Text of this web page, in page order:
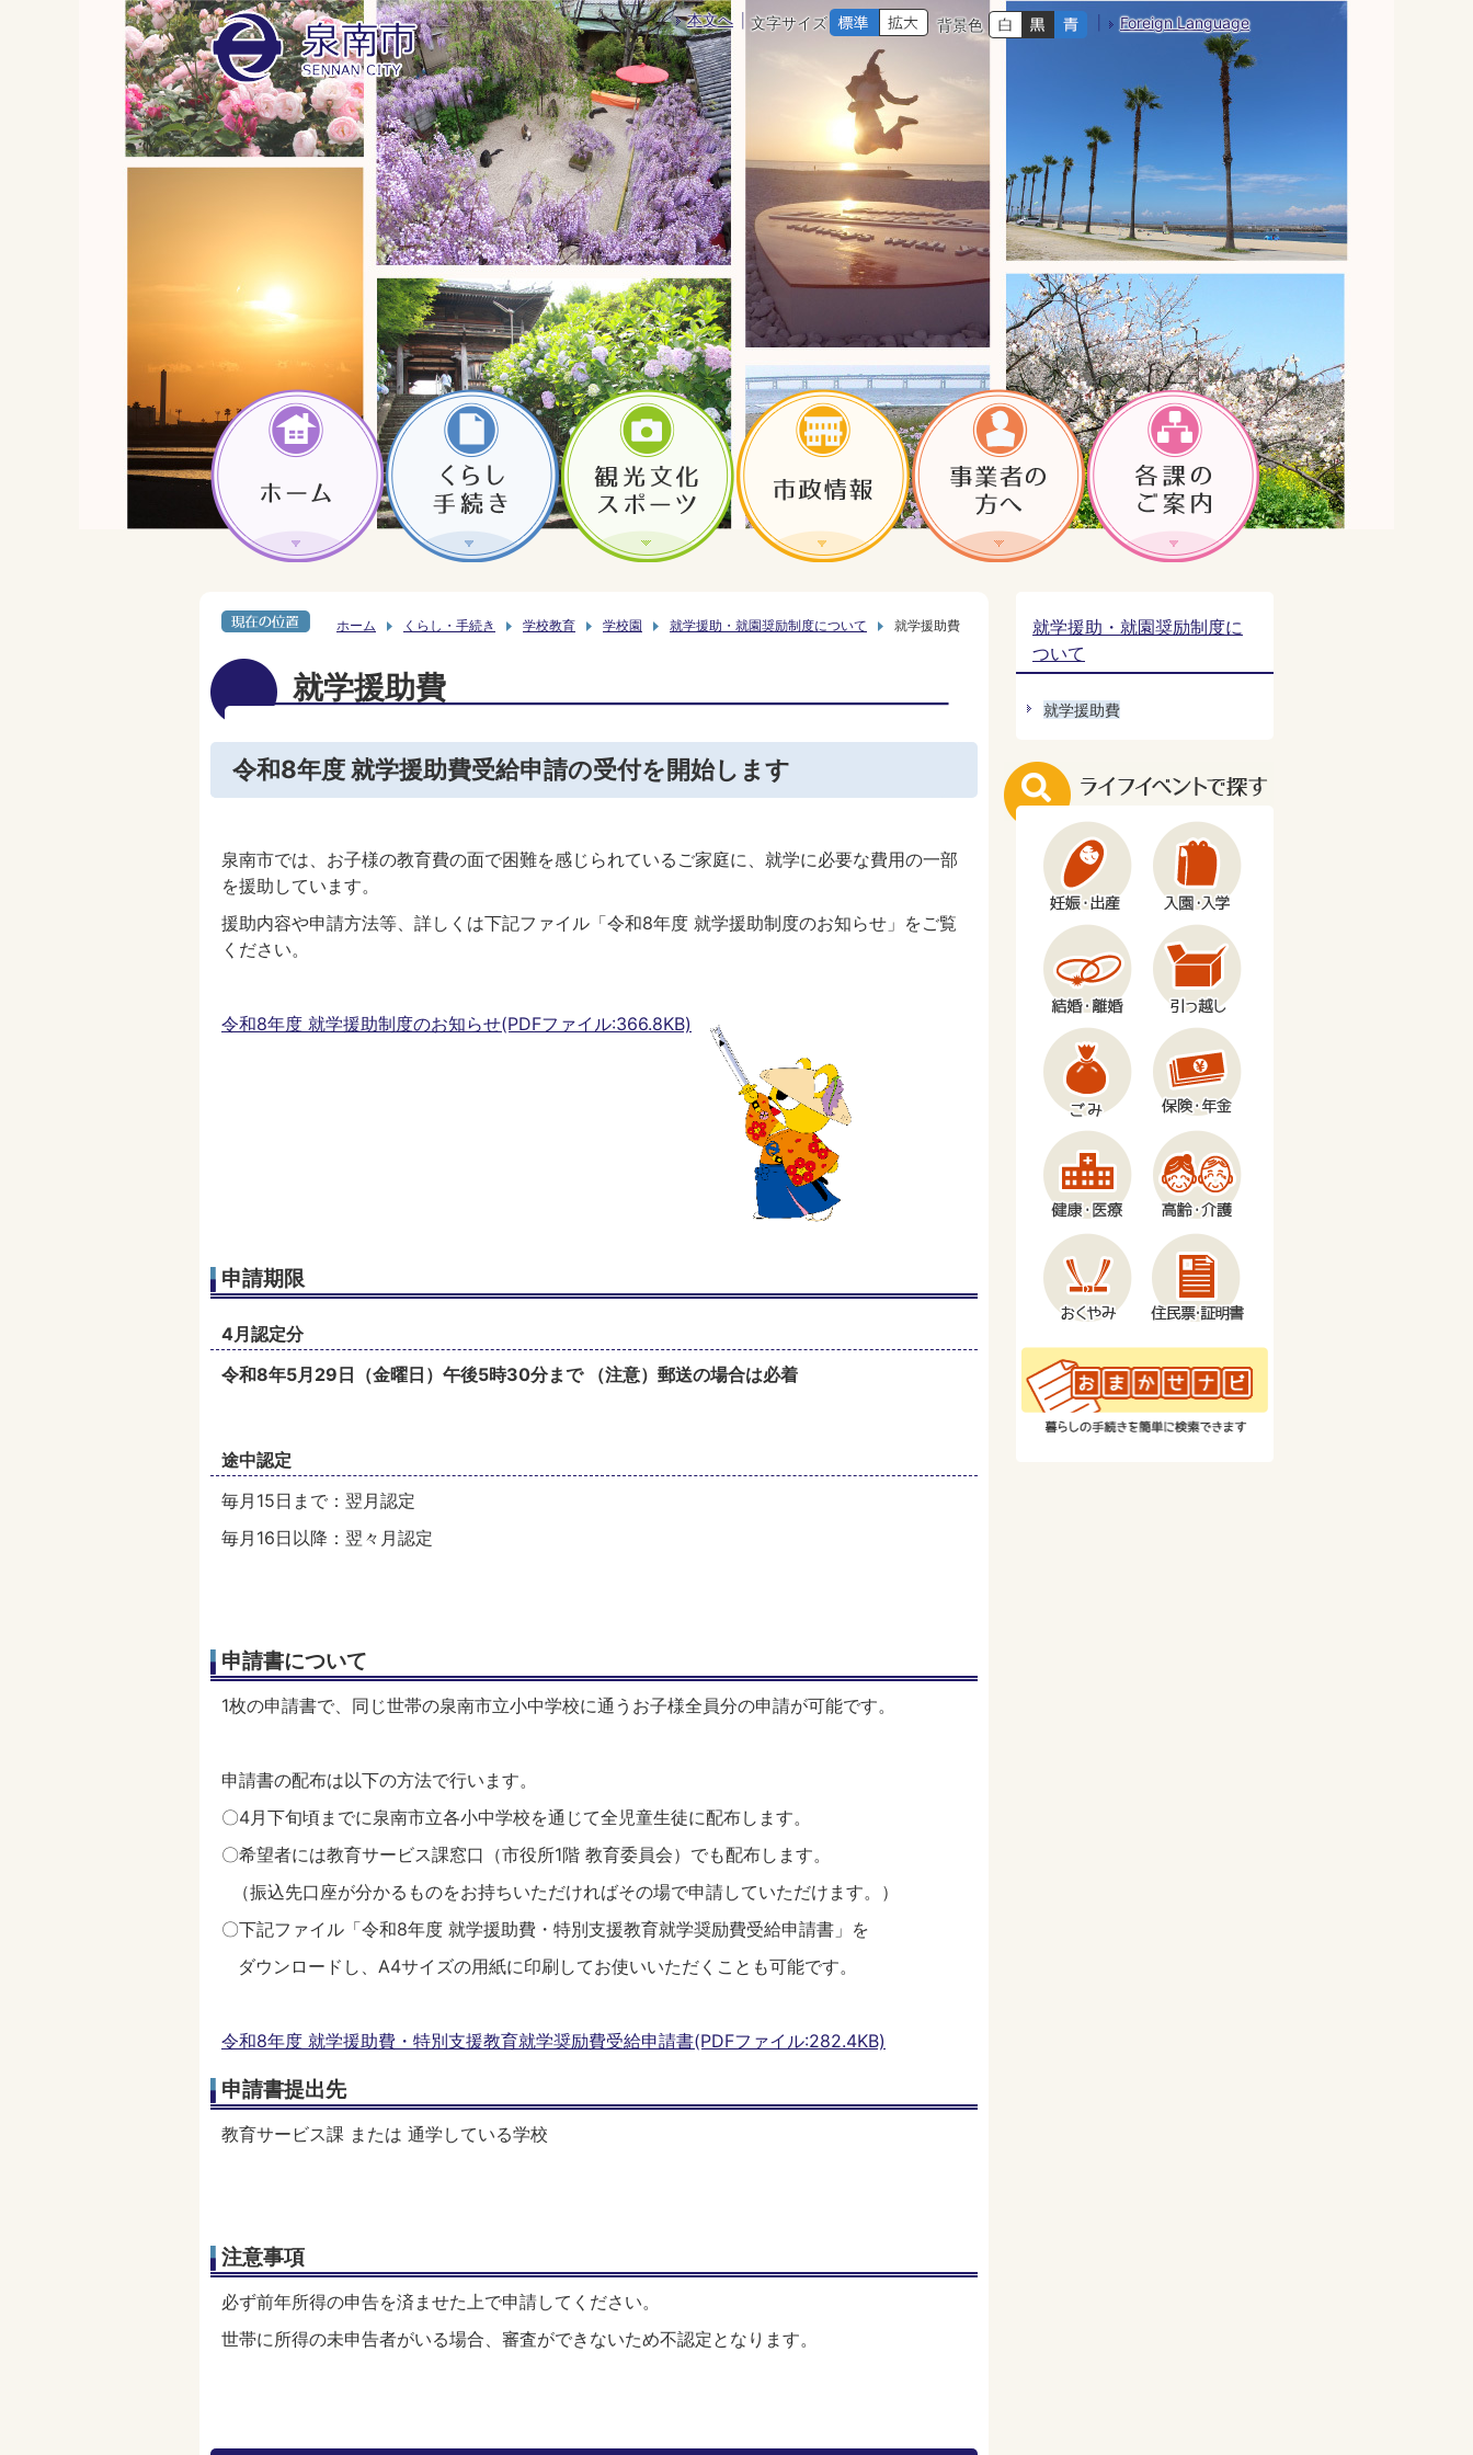
本文へ 文字サイズ 背景色 Foreign Language
ホーム くらし・手続き 学校教育 学校園 就学援助・就園奨励制度について 就学援助費
就学援助費
令和8年度 就学援助費受給申請の受付を開始します
泉南市では、お子様の教育費の面で困難を感じられているご家庭に、就学に必要な費用の一部
を援助しています。
援助内容や申請方法等、詳しくは下記ファイル「令和8年度 就学援助制度のお知らせ」をご覧
ください。
令和8年度 就学援助制度のお知らせ(PDFファイル:366.8KB)
申請期限
4月認定分
令和8年5月29日（金曜日）午後5時30分まで （注意）郵送の場合は必着
途中認定
毎月15日まで：翌月認定
毎月16日以降：翌々月認定
申請書について
1枚の申請書で、同じ世帯の泉南市立小中学校に通うお子様全員分の申請が可能です。
申請書の配布は以下の方法で行います。
〇4月下旬頃までに泉南市立各小中学校を通じて全児童生徒に配布します。
〇希望者には教育サービス課窓口（市役所1階 教育委員会）でも配布します。
（振込先口座が分かるものをお持ちいただければその場で申請していただけます。）
〇下記ファイル「令和8年度 就学援助費・特別支援教育就学奨励費受給申請書」を
ダウンロードし、A4サイズの用紙に印刷してお使いいただくことも可能です。
令和8年度 就学援助費・特別支援教育就学奨励費受給申請書(PDFファイル:282.4KB)
申請書提出先
教育サービス課 または 通学している学校
注意事項
必ず前年所得の申告を済ませた上で申請してください。
世帯に所得の未申告者がいる場合、審査ができないため不認定となります。
就学援助・就園奨励制度に
ついて
就学援助費